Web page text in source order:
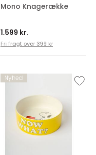
Mono Knagerække
1.599 kr.
Fri fragt over 399 kr
Nyhed